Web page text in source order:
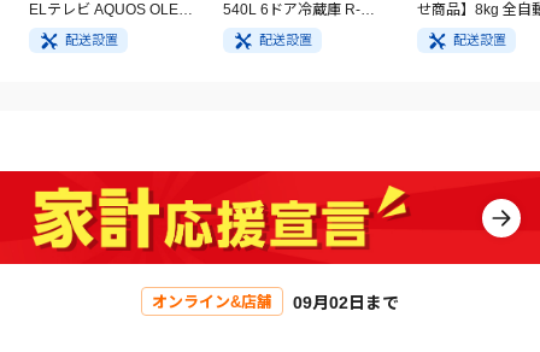
ELテレビ AQUOS OLED
4T-C55GQ3
配送設置
540L 6ドア冷蔵庫 R-
HW54V(N) ライトゴール
ド
配送設置
せ商品】8kg 全自
洗濯機 NA-
イト
配送設置
オンライン&店舗 09月02日まで